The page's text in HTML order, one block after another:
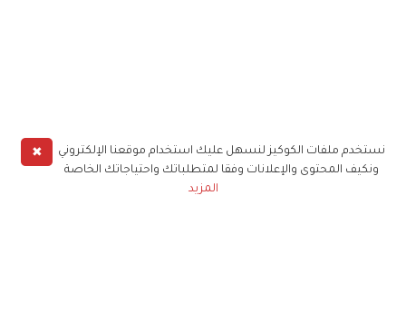
✖
نستخدم ملفات الكوكيز لنسهل عليك استخدام موقعنا الإلكتروني
ونكيف المحتوى والإعلانات وفقا لمتطلباتك واحتياجاتك الخاصة
المزيد